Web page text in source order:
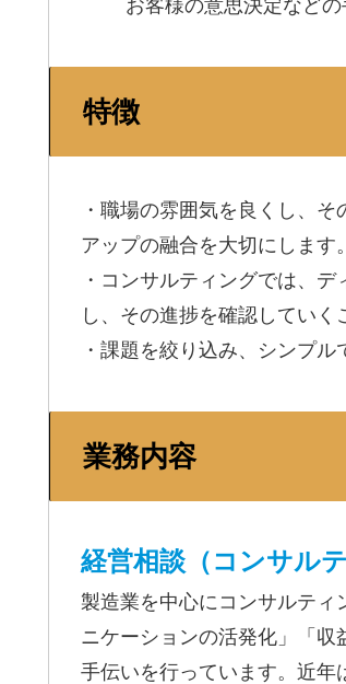
お客様の意思決定などの
特徴
・職場の雰囲気を良くし、
アップの融合を大切にします。
・コンサルティングでは、
し、その進捗を確認していく
・課題を絞り込み、シンプ
業務内容
経営相談（コンサルテ
製造業を中心にコンサルティ
ニケーションの活発化」「
手伝いを行っています。近年